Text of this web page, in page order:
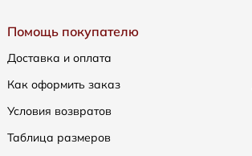
Помощь покупателю
Доставка и оплата
Как оформить заказ
Условия возвратов
Таблица размеров